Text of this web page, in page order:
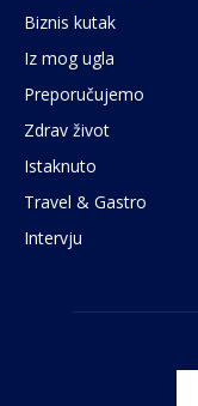
Biznis kutak
Iz mog ugla
Preporučujemo
Zdrav život
Istaknuto
Travel & Gastro
Intervju